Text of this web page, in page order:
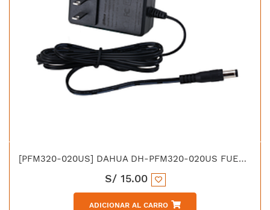
[PFM320-020US] DAHUA DH-PFM320-020US FUENTE DE PODER 12V 2A
S/ 15.00
ADICIONAR AL CARRO